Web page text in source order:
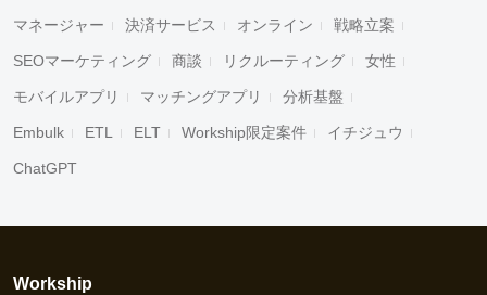
マネージャー 決済サービス オンライン 戦略立案
SEOマーケティング 商談 リクルーティング 女性
モバイルアプリ マッチングアプリ 分析基盤
Embulk ETL ELT Workship限定案件 イチジュウ
ChatGPT
Workship